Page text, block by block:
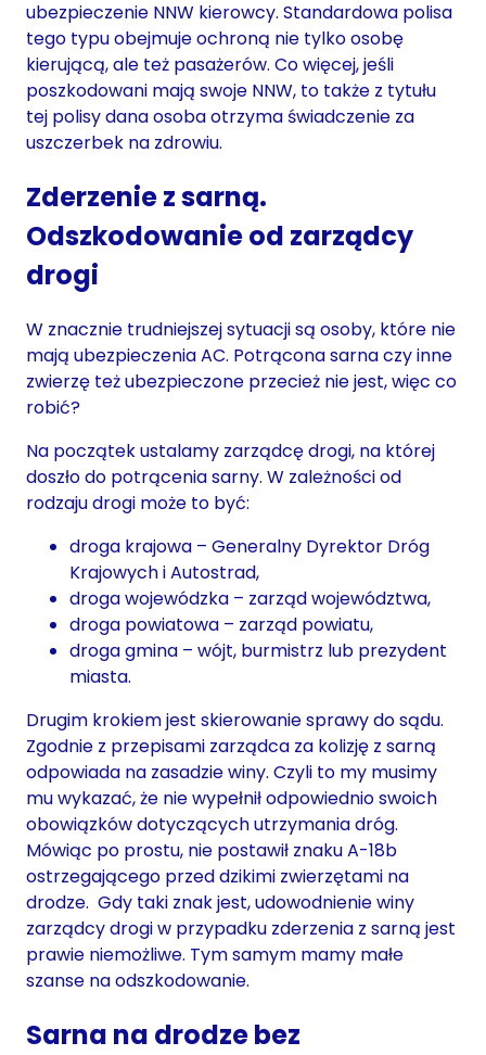
ubezpieczenie NNW kierowcy. Standardowa polisa
tego typu obejmuje ochroną nie tylko osobę
kierującą, ale też pasażerów. Co więcej, jeśli
poszkodowani mają swoje NNW, to także z tytułu
tej polisy dana osoba otrzyma świadczenie za
uszczerbek na zdrowiu.
Zderzenie z sarną.
Odszkodowanie od zarządcy
drogi
W znacznie trudniejszej sytuacji są osoby, które nie
mają ubezpieczenia AC. Potrącona sarna czy inne
zwierzę też ubezpieczone przecież nie jest, więc co
robić?
Na początek ustalamy zarządcę drogi, na której
doszło do potrącenia sarny. W zależności od
rodzaju drogi może to być:
droga krajowa – Generalny Dyrektor Dróg
Krajowych i Autostrad,
droga wojewódzka – zarząd województwa,
droga powiatowa – zarząd powiatu,
droga gmina – wójt, burmistrz lub prezydent
miasta.
Drugim krokiem jest skierowanie sprawy do sądu.
Zgodnie z przepisami zarządca za kolizję z sarną
odpowiada na zasadzie winy. Czyli to my musimy
mu wykazać, że nie wypełnił odpowiednio swoich
obowiązków dotyczących utrzymania dróg.
Mówiąc po prostu, nie postawił znaku A-18b
ostrzegającego przed dzikimi zwierzętami na
drodze. Gdy taki znak jest, udowodnienie winy
zarządcy drogi w przypadku zderzenia z sarną jest
prawie niemożliwe. Tym samym mamy małe
szanse na odszkodowanie.
Sarna na drodze bez